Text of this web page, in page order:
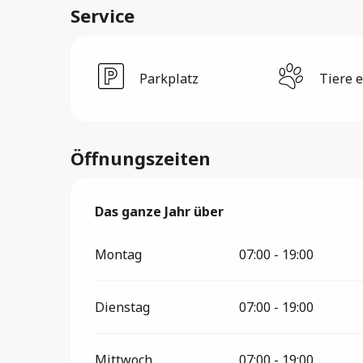
Service
Parkplatz Tiere
Öffnungszeiten
Das ganze Jahr über
Das ganze Jahr über
Montag 07:00 - 19:00
Dienstag 07:00 - 19:00